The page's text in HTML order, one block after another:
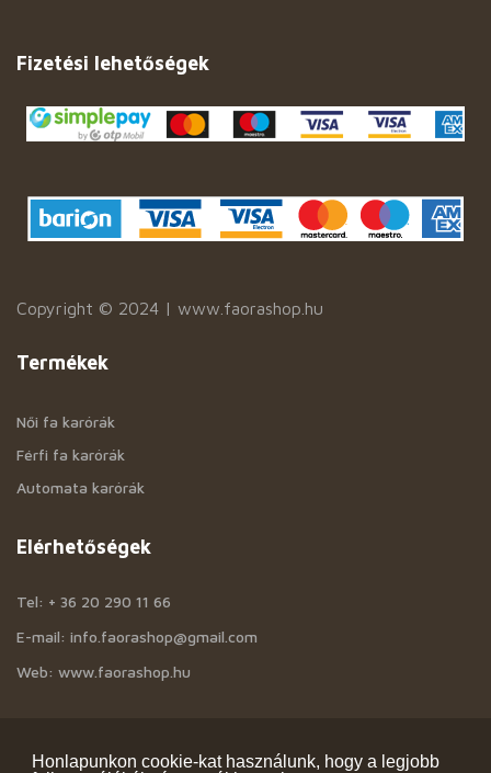
Honlapunkon cookie-kat használunk, hogy a legjobb
Fizetési lehetőségek
Copyright © 2024 | www.faorashop.hu
Termékek
Női fa karórák
Férfi fa karórák
Automata karórák
Elérhetőségek
Tel: + 36 20 290 11 66
E-mail: info.faorashop@gmail.com
Web: www.faorashop.hu